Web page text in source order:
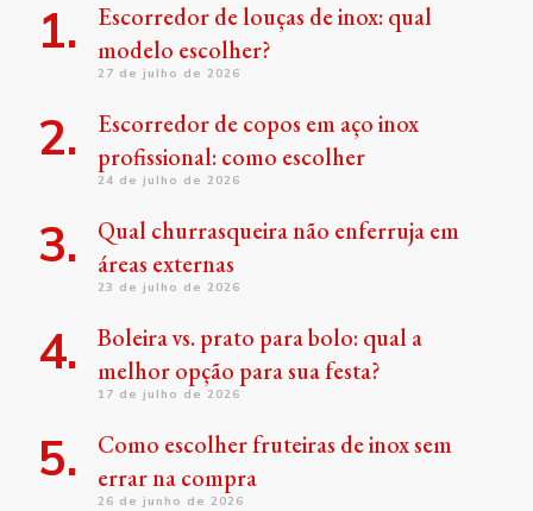
Escorredor de louças de inox: qual
modelo escolher?
27 de julho de 2026
Escorredor de copos em aço inox
profissional: como escolher
24 de julho de 2026
Qual churrasqueira não enferruja em
áreas externas
23 de julho de 2026
Boleira vs. prato para bolo: qual a
melhor opção para sua festa?
17 de julho de 2026
Como escolher fruteiras de inox sem
errar na compra
26 de junho de 2026